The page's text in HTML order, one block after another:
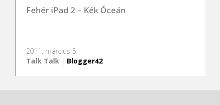
Fehér iPad 2 – Kék Óceán
2011. március 5.
Talk Talk | Blogger42